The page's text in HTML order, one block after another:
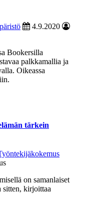
4.9.2020
Bookersilla
palkkamallia ja
Oikeassa
tärkein
on samanlaiset
sitten, kirjoittaa